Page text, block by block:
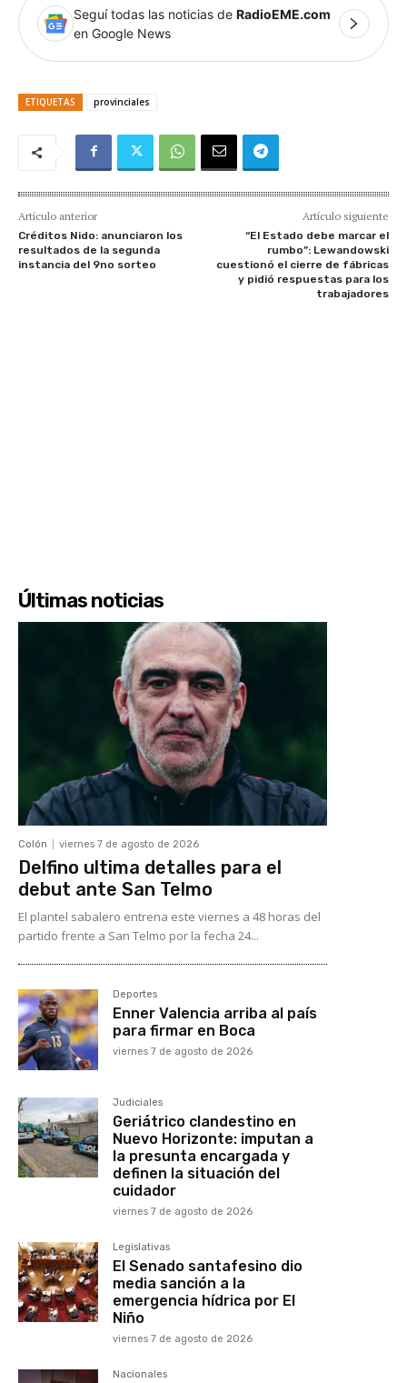
Seguí todas las noticias de RadioEME.com
en Google News
ETIQUETAS provinciales
Artículo anterior
Créditos Nido: anunciaron los
resultados de la segunda
instancia del 9no sorteo
Artículo siguiente
“El Estado debe marcar el
rumbo”: Lewandowski
cuestionó el cierre de fábricas
y pidió respuestas para los
trabajadores
Últimas noticias
Colón viernes 7 de agosto de 2026
Delfino ultima detalles para el
debut ante San Telmo
El plantel sabalero entrena este viernes a 48 horas del
partido frente a San Telmo por la fecha 24...
Deportes
Enner Valencia arriba al país
para firmar en Boca
viernes 7 de agosto de 2026
Judiciales
Geriátrico clandestino en
Nuevo Horizonte: imputan a
la presunta encargada y
definen la situación del
cuidador
viernes 7 de agosto de 2026
Legislativas
El Senado santafesino dio
media sanción a la
emergencia hídrica por El
Niño
viernes 7 de agosto de 2026
Nacionales